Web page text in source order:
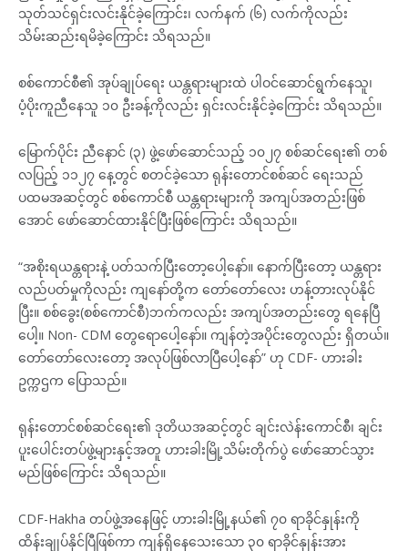
သုတ်သင်ရှင်းလင်းနိုင်ခဲ့ကြောင်း၊ လက်နက် (၆) လက်ကိုလည်း
သိမ်းဆည်းရမိခဲ့ကြောင်း သိရသည်။
စစ်ကောင်စီ၏ အုပ်ချုပ်ရေး ယန္တရားများထဲ ပါဝင်ဆောင်ရွက်နေသူ၊
ပံ့ပိုးကူညီနေသူ ၁၀ ဦးခန့်ကိုလည်း ရှင်းလင်းနိုင်ခဲ့ကြောင်း သိရသည်။
မြောက်ပိုင်း ညီနောင် (၃) ဖွဲ့ဖော်ဆောင်သည့် ၁၀၂၇ စစ်ဆင်ရေး၏ တစ်
လပြည့် ၁၁၂၇ နေ့တွင် စတင်ခဲ့သော ရုန်းတောင်စစ်ဆင် ရေးသည်
ပထမအဆင့်တွင် စစ်ကောင်စီ ယန္တရားများကို အကျပ်အတည်းဖြစ်
အောင် ဖော်ဆောင်ထားနိုင်ပြီးဖြစ်ကြောင်း သိရသည်။
“အစိုးရယန္တရားနဲ့ ပတ်သက်ပြီးတော့ပေါ့နော်။ နောက်ပြီးတော့ ယန္တရား
လည်ပတ်မှုကိုလည်း ကျနော်တို့က တော်တော်လေး ဟန့်တားလုပ်နိုင်
ပြီး။ စစ်ခွေး(စစ်ကောင်စီ)ဘက်ကလည်း အကျပ်အတည်းတွေ ရနေပြီ
ပေါ့။ Non- CDM တွေရောပေါ့နော်။ ကျန်တဲ့အပိုင်းတွေလည်း ရှိတယ်။
တော်တော်လေးတော့ အလုပ်ဖြစ်လာပြီပေါ့နော်” ဟု CDF- ဟားခါး
ဥက္ကဌက ပြောသည်။
ရုန်းတောင်စစ်ဆင်ရေး၏ ဒုတိယအဆင့်တွင် ချင်းလဲန်းကောင်စီ၊ ချင်း
ပူးပေါင်းတပ်ဖွဲ့များနှင့်အတူ ဟားခါးမြို့သိမ်းတိုက်ပွဲ ဖော်ဆောင်သွား
မည်ဖြစ်ကြောင်း သိရသည်။
CDF-Hakha တပ်ဖွဲ့အနေဖြင့် ဟားခါးမြို့နယ်၏ ၇၀ ရာခိုင်နှုန်းကို
ထိန်းချုပ်နိုင်ပြီဖြစ်ကာ ကျန်ရှိနေသေးသော ၃၀ ရာခိုင်နှုန်းအား